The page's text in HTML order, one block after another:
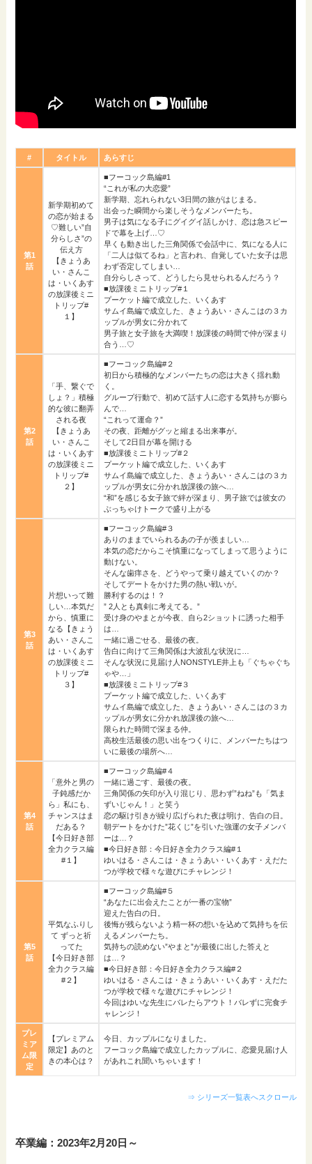
# タイトル あらすじ
第1
話
新学期初めて
の恋が始まる
♡難しい”自
分らしさ”の
伝え方
【きょうあ
い・さんこ
は・いくあす
の放課後ミニ
トリップ#
１】
■フーコック島編#1
“これが私の大恋愛”
新学期、忘れられない3日間の旅がはじまる。
出会った瞬間から楽しそうなメンバーたち。
男子は気になる子にグイグイ話しかけ、恋は急スピー
ドで幕を上げ…♡
早くも動き出した三角関係で会話中に、気になる人に
「二人は似てるね」と言われ、自覚していた女子は思
わず否定してしまい…
自分らしさって、どうしたら見せられるんだろう？
■放課後ミニトリップ#１
プーケット編で成立した、いくあす
サムイ島編で成立した、きょうあい・さんこはの３カ
ップルが男女に分かれて
男子旅と女子旅を大満喫！放課後の時間で仲が深まり
合う…♡
第2
話
「手、繋ぐで
しょ？」積極
的な彼に翻弄
される夜
【きょうあ
い・さんこ
は・いくあす
の放課後ミニ
トリップ#
２】
■フーコック島編#２
初日から積極的なメンバーたちの恋は大きく揺れ動
く。
グループ行動で、初めて話す人に恋する気持ちが膨ら
んで…
“これって運命？”
その夜、距離がグッと縮まる出来事が。
そして2日目が幕を開ける
■放課後ミニトリップ#２
プーケット編で成立した、いくあす
サムイ島編で成立した、きょうあい・さんこはの３カ
ップルが男女に分かれ放課後の旅へ…
“和”を感じる女子旅で絆が深まり、男子旅では彼女の
ぶっちゃけトークで盛り上がる
第3
話
片想いって難
しい…本気だ
から、慎重に
なる【きょう
あい・さんこ
は・いくあす
の放課後ミニ
トリップ#
３】
■フーコック島編#３
ありのままでいられるあの子が羨ましい…
本気の恋だからこそ慎重になってしまって思うように
動けない。
そんな歯痒さを、どうやって乗り越えていくのか？
そしてデートをかけた男の熱い戦いが。
勝利するのは！？
” 2人とも真剣に考えてる。”
受け身のやまとが今夜、自ら2ショットに誘った相手
は…
一緒に過ごせる、最後の夜。
告白に向けて三角関係は大波乱な状況に…
そんな状況に見届け人NONSTYLE井上も「ぐちゃぐち
ゃや…」
■放課後ミニトリップ#３
プーケット編で成立した、いくあす
サムイ島編で成立した、きょうあい・さんこはの３カ
ップルが男女に分かれ放課後の旅へ…
限られた時間で深まる仲。
高校生活最後の思い出をつくりに、メンバーたちはつ
いに最後の場所へ…
第4
話
「意外と男の
子鈍感だか
ら」私にも、
チャンスはま
だある？
【今日好き部
全力クラス編
#１】
■フーコック島編#４
一緒に過ごす、最後の夜。
三角関係の矢印が入り混じり、思わず”ねね”も「気ま
ずいじゃん！」と笑う
恋の駆け引きが繰り広げられた夜は明け、告白の日。
朝デートをかけた”花くじ”を引いた強運の女子メンバ
ーは…？
■今日好き部：今日好き全力クラス編#１
ゆいはる・さんこは・きょうあい・いくあす・えだた
つが学校で様々な遊びにチャレンジ！
第5
話
平気なふりし
て ずっと祈
ってた
【今日好き部
全力クラス編
#２】
■フーコック島編#５
“あなたに出会えたことが一番の宝物”
迎えた告白の日。
後悔が残らないよう精一杯の想いを込めて気持ちを伝
えるメンバーたち。
気持ちの読めない”やまと”が最後に出した答えと
は…？
■今日好き部：今日好き全力クラス編#２
ゆいはる・さんこは・きょうあい・いくあす・えだた
つが学校で様々な遊びにチャレンジ！
今回はゆいな先生にバレたらアウト！バレずに完食チ
ャレンジ！
プレ
ミア
ム限
定
【プレミアム
限定】あのと
きの本心は？
今日、カップルになりました。
フーコック島編で成立したカップルに、恋愛見届け人
があれこれ聞いちゃいます！
⇒ シリーズ一覧表へスクロール
卒業編：2023年2月20日～